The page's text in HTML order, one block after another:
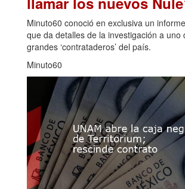
Minuto60 conoció en exclusiva un
que da detalles de la investigación a uno
grandes ‘contrataderos’ del país.
Minuto60